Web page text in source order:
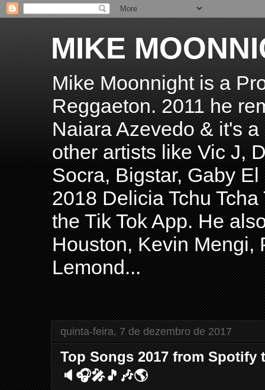
MIKE
Mike Moonnight is a
Reggaeton. 2011 he
Naiara Azevedo & it's
other artists like Vic J,
Socra, Bigstar, Gaby
2018 Delicia Tchu
the Tik Tok App. He
Houston, Kevin Mengi,
Lemond...
quinta-feira, 7 de dezembro de 2017
Top Songs 2017 from
🔈️🎧️🎤️🎵️🎶🌎